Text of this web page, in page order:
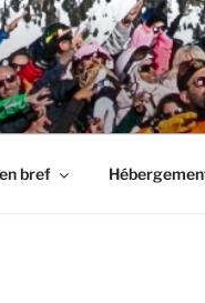
détente !
bref